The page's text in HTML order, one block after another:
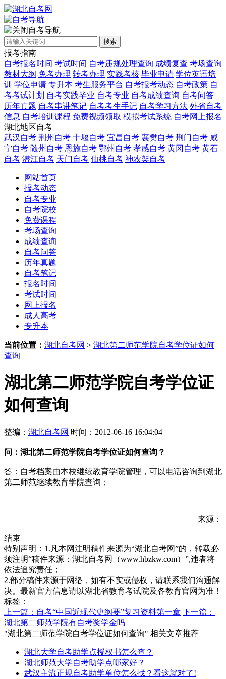
自考导航
搜索
报考指南
自考报名时间 考试时间 自考违规处理查询 成绩复查 考场查询
教材大纲 免考办理 转考办理 实践考核 毕业申请 学位英语培
训 学位申请 专升本 考生服务平台 自考报考动态 自考政策 自
考考试计划 自考实践毕业 自考专业 自考成绩查询 自考问答
历年真题 自考串讲笔记 自考考生手记 自考学习方法 外省自考
信息 自考培训课程 免费视频领取 模拟考试系统 自考网上报名
湖北地区自考
武汉自考 荆州自考 十堰自考 宜昌自考 襄樊自考 荆门自考 咸
宁自考 随州自考 恩施自考 鄂州自考 孝感自考 黄冈自考 黄石
自考 潜江自考 天门自考 仙桃自考 神农架自考
网站首页
报考动态
自考专业
自考院校
免费课程
考场查询
成绩查询
自考问答
历年真题
自考笔记
报名时间
考试时间
网上报名
成人高考
专升本
当前位置： 湖北自考网 > 湖北第二师范学院自考学位证如何
查询
湖北第二师范学院自考学位证
如何查询
整编： 湖北自考网 时间：2012-06-16 16:04:04
问： 湖北第二师范学院自考学位证如何查询？
答：自考档案由本校继续教育学院管理，可以电话咨询到湖北
第二师范继续教育学院查询；
来源：
结束
特别声明：1.凡本网注明稿件来源为“湖北自考网”的，转载必
须注明“稿件来源：湖北自考网（www.hbzkw.com）”,违者将
依法追究责任；
2.部分稿件来源于网络，如有不实或侵权，请联系我们沟通解
决。最新官方信息请以湖北省教育考试院及各教育官网为准！
标签：
上一篇：自考“中国近现代史纲要”复习资料第一章 下一篇：
湖北第二师范学院有自考奖学金吗
"湖北第二师范学院自考学位证如何查询" 相关文章推荐
湖北大学自考助学点授权书怎么查？
湖北师范大学自考助学点哪家好？
武汉主流正规自考助学单位怎么找？看这就对了!